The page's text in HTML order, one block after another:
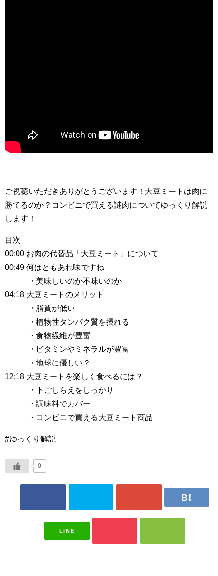
ご視聴いただきありがとうございます！大豆ミートは肉に
勝てるのか？コンビニで買える謎肉についてゆっくり解説
します！
目次
00:00 お肉の代替品「大豆ミート」について
00:49 何はともあれ味ですね
・美味しいのか不味いのか
04:18 大豆ミートのメリット
・脂質が低い
・植物性タンパク質を摂れる
・食物繊維が豊富
・ビタミンやミネラルが豊富
・地球に優しい？
12:18 大豆ミートを楽しく食べるには？
・下ごしらえをしっかり
・調味料でカバー
・コンビニで買える大豆ミート商品
#ゆっくり解説
0
LINE